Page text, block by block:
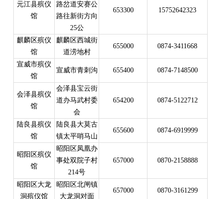
元江县殡仪
馆
路岔道安赛公
路往新街方向
25公
653300 15752642323
麒麟区殡仪
馆
麒麟区西城街
道涝地村
655000 0874-3411668
宣威市殡仪
馆
宣威市青刺沟 655400 0874-7148500
会泽县殡仪
馆
会泽县宝云街
道办马武村委
会
654200 0874-5122712
陆良县殡仪
馆
陆良县大莫古
镇太平哨马山
655600 0874-6919999
昭阳区殡仪
馆
昭阳区凤凰办
事处双院子村
214号
657000 0870-2158888
昭阳区大龙
洞殡仪馆
昭阳区北闸镇
大龙洞对面
657000 0870-3161299